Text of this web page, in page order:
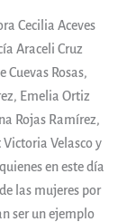
Cecilia Aceves
Araceli Cruz
Cuevas Rosas,
Emelia Ortiz
Rojas Ramírez,
Velasco y
en este día
las mujeres por
ser un ejemplo